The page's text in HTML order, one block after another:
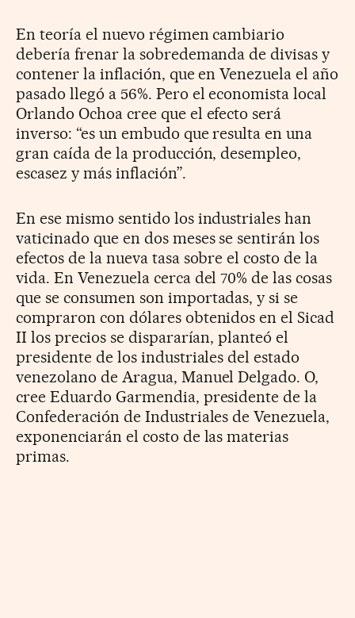
En teoría el nuevo régimen cambiario
debería frenar la sobredemanda de divisas y
contener la inflación, que en Venezuela el año
pasado llegó a 56%. Pero el economista local
Orlando Ochoa cree que el efecto será
inverso: “es un embudo que resulta en una
gran caída de la producción, desempleo,
escasez y más inflación”.
En ese mismo sentido los industriales han
vaticinado que en dos meses se sentirán los
efectos de la nueva tasa sobre el costo de la
vida. En Venezuela cerca del 70% de las cosas
que se consumen son importadas, y si se
compraron con dólares obtenidos en el Sicad
II los precios se dispararían, planteó el
presidente de los industriales del estado
venezolano de Aragua, Manuel Delgado. O,
cree Eduardo Garmendia, presidente de la
Confederación de Industriales de Venezuela,
exponenciarán el costo de las materias
primas.